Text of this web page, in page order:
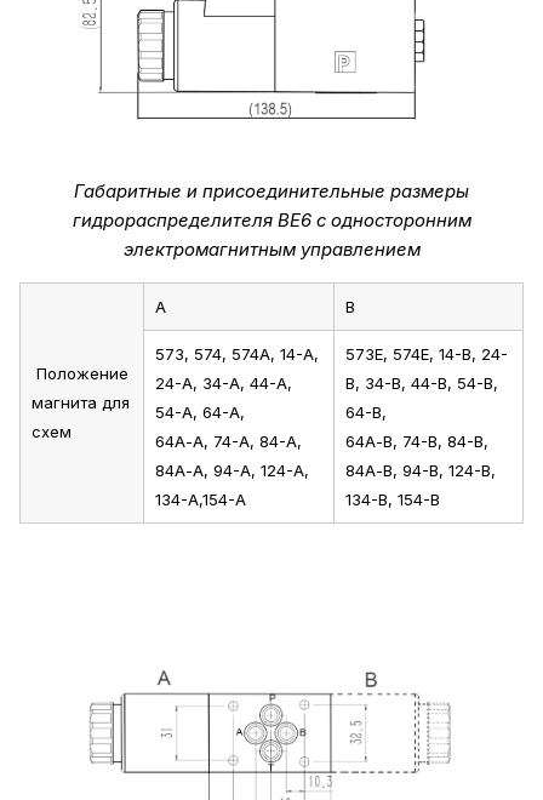
Габаритные и присоединительные размеры
гидрораспределителя ВЕ6 с односторонним
электромагнитным управлением
Положение
магнита для
схем
А В
573, 574, 574А, 14-А,
24-А, 34-А, 44-А,
54-А, 64-А,
64А-А, 74-А, 84-А,
84А-А, 94-А, 124-А,
134-А,154-А
573Е, 574Е, 14-В, 24-
В, 34-В, 44-В, 54-В,
64-В,
64А-В, 74-В, 84-В,
84А-В, 94-В, 124-В,
134-В, 154-В